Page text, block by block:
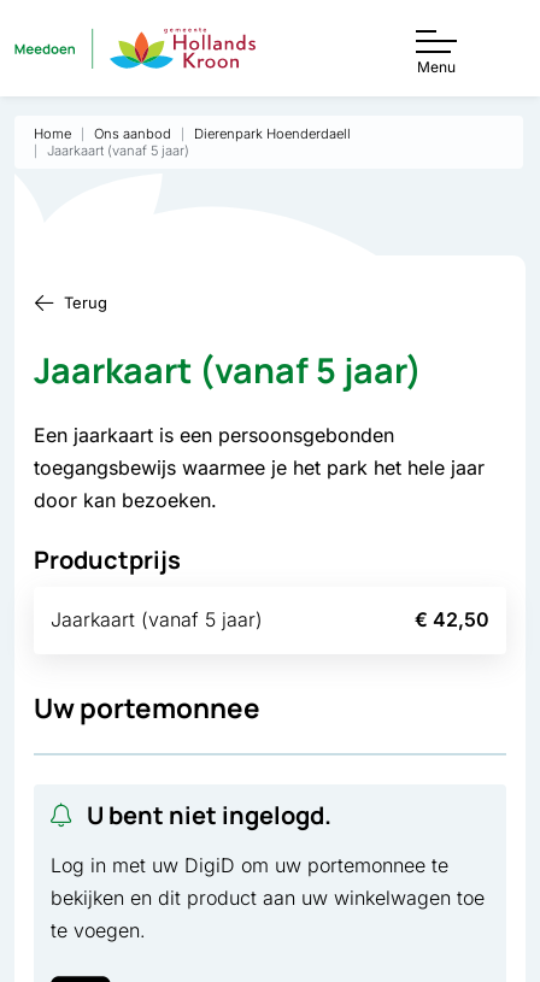
Menu
Home Ons aanbod
Dierenpark Hoenderdaell
Jaarkaart (vanaf 5 jaar)
Terug
Jaarkaart (vanaf 5 jaar)
Een jaarkaart is een persoonsgebonden
toegangsbewijs waarmee je het park het hele jaar
door kan bezoeken.
Productprijs
Jaarkaart (vanaf 5 jaar) € 42,50
Uw portemonnee
U bent niet ingelogd.
Log in met uw DigiD om uw portemonnee te
bekijken en dit product aan uw winkelwagen toe
te voegen.